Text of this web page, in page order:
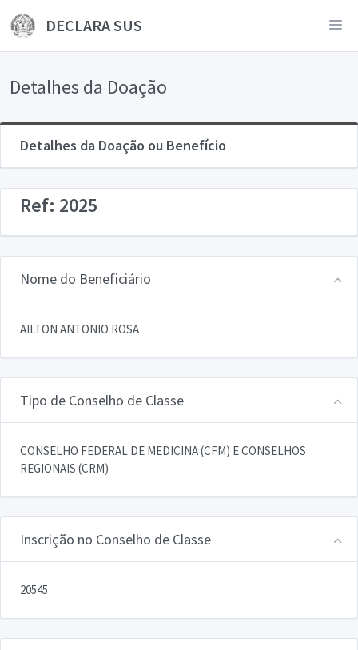
DECLARA SUS
Detalhes da Doação
Detalhes da Doação ou Benefício
Ref: 2025
Nome do Beneficiário
AILTON ANTONIO ROSA
Tipo de Conselho de Classe
CONSELHO FEDERAL DE MEDICINA (CFM) E CONSELHOS
REGIONAIS (CRM)
Inscrição no Conselho de Classe
20545